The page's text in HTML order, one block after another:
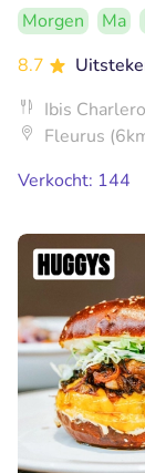
Morgen Ma
8.7
Ibis
Fleurus
Verkocht: 144